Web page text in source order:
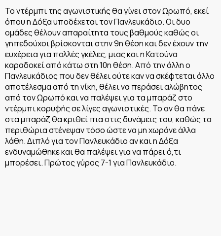
Το ντέρμπι της αγωνιστικής θα γίνει στον Ωρωπό, εκεί
όπου η Δόξα υποδέχεται τον Πανλευκάδιο. Οι δυο
ομάδες θέλουν απαραίτητα τους βαθμούς καθώς οι
γηπεδούχοι βρίσκονται στην 9η θέση και δεν έχουν την
ευχέρεια για πολλές γκέλες, μιας και η Κατούνα
καραδοκεί από κάτω στη 10η θέση. Από την άλλη ο
Πανλευκάδιος που δεν θέλει ούτε καν να σκέφτεται άλλο
αποτέλεσμα από τη νίκη, θέλει να περάσει αλώβητος
από τον Ωρωπό και να παλέψει για τα μπαράζ στο
ντέρμπι κορυφής σε λίγες αγωνιστικές. Το αν θα πάνε
στα μπαράζ θα κριθεί πια στις δυνάμεις του, καθώς τα
περιθώρια στένεψαν τόσο ώστε να μη χωράνε άλλα
λάθη. Διπλό για τον Πανλευκάδιο αν και η Δόξα
ενδυναμώθηκε και θα παλέψει για να πάρει ό,τι
μπορέσει. Πρώτος γύρος 7-1 για Πανλευκάδιο.